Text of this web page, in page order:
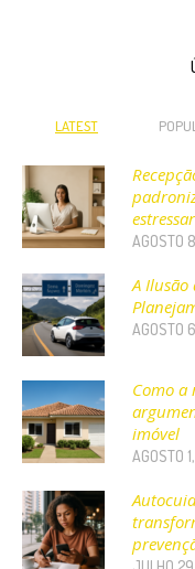
LATEST
AGOSTO
A Ilusão
AGOSTO
Como
imóvel
AGOSTO